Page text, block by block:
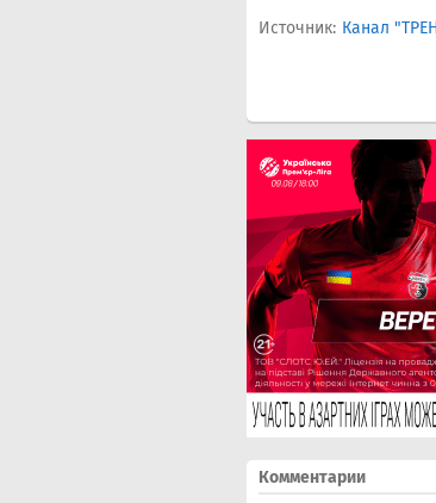
Источник: Канал
Комментарии